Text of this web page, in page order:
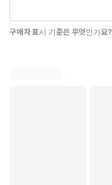
구매자 표시 기준은 무엇인가요?